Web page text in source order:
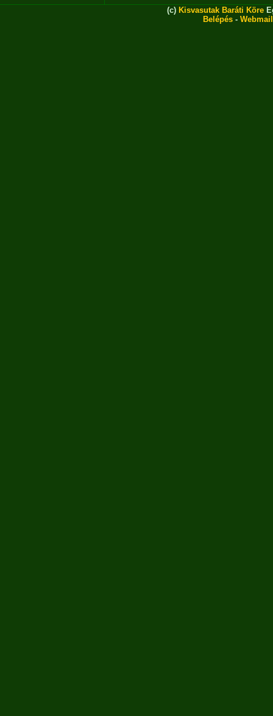
(c) Kisvasutak Baráti Köre
Belépés - Webmail